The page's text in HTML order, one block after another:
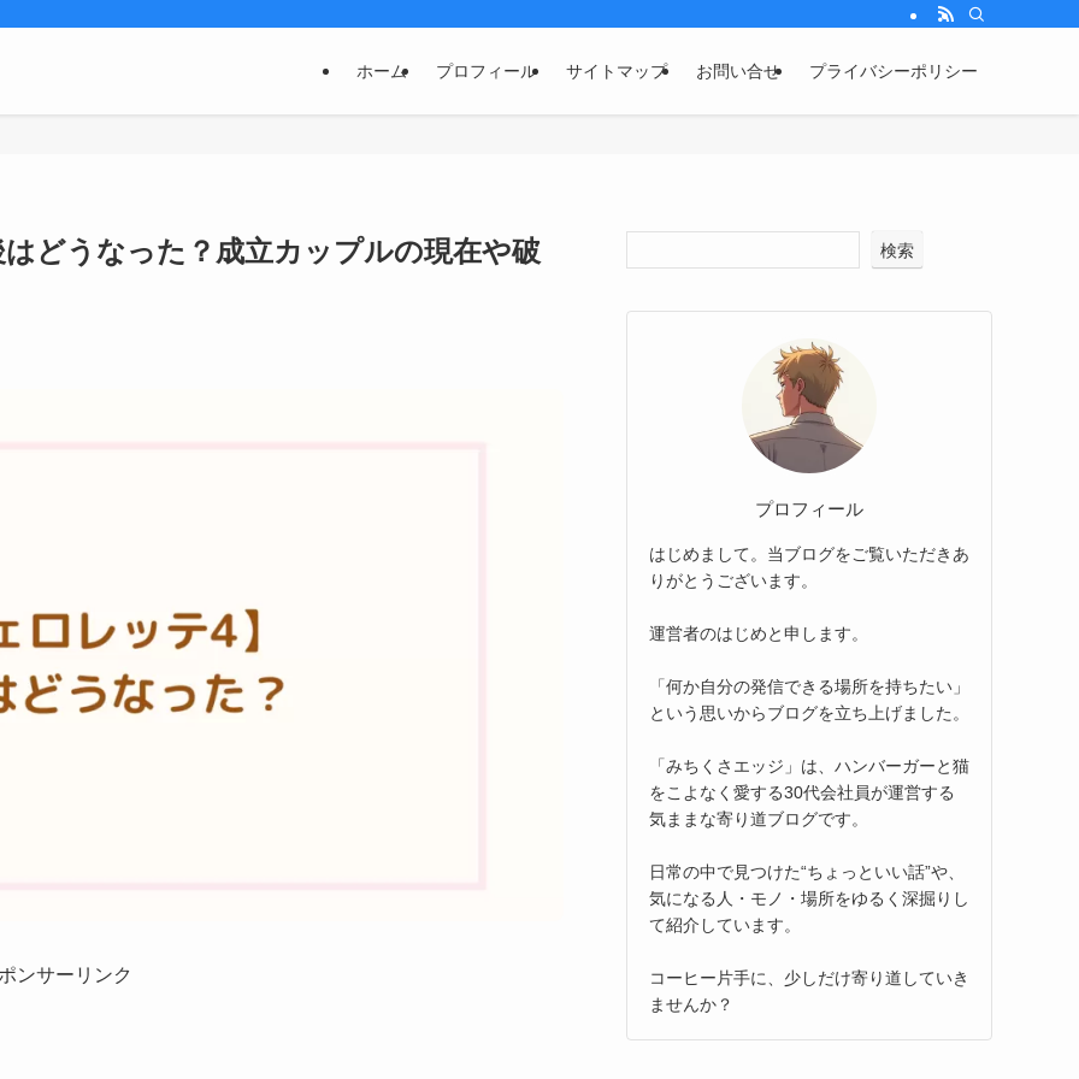
ホーム プロフィール サイトマップ お問い合せ プライバシーポリシー
どうなった？成立カップルの現在や破
ンサーリンク
検索
プロフィール
はじめまして。当ブログをご覧いただきあ
りがとうございます。
運営者のはじめと申します。
「何か自分の発信できる場所を持ちたい」
という思いからブログを立ち上げました。
「みちくさエッジ」は、ハンバーガーと猫
をこよなく愛する30代会社員が運営する
気ままな寄り道ブログです。
日常の中で見つけた“ちょっといい話”や、
気になる人・モノ・場所をゆるく深掘りし
て紹介しています。
コーヒー片手に、少しだけ寄り道していき
ませんか？